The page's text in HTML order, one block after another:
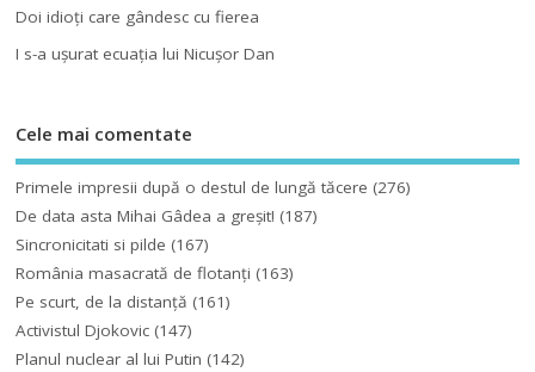
Doi idioţi care gândesc cu fierea
I s-a uşurat ecuaţia lui Nicuşor Dan
Cele mai comentate
Primele impresii după o destul de lungă tăcere (276)
De data asta Mihai Gâdea a greşit! (187)
Sincronicitati si pilde (167)
România masacrată de flotanţi (163)
Pe scurt, de la distanță (161)
Activistul Djokovic (147)
Planul nuclear al lui Putin (142)